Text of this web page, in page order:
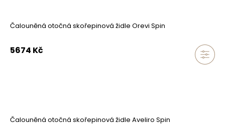
Čalouněná otočná skořepinová židle Orevi Spin
5674 Kč
Čalouněná otočná skořepinová židle Aveliro Spin